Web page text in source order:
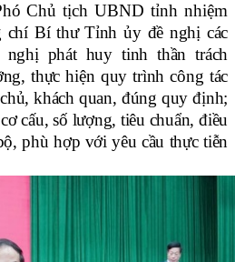
Chủ tịch UBND tỉnh nhiệm
chí Bí thư Tỉnh ủy đề nghị các
phát huy tinh thần trách
thực hiện quy trình công tác
khách quan, đúng quy định;
cấu, số lượng, tiêu chuẩn, điều
phù hợp với yêu cầu thực tiễn